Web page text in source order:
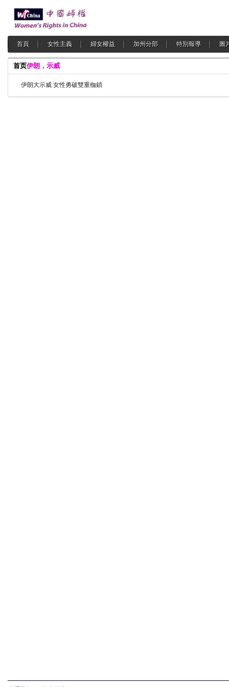
首頁 女性主義 婦女權益 加州分部 特別報導 圖
首页伊朗，示威
伊朗大示威 女性勇破雙重枷鎖